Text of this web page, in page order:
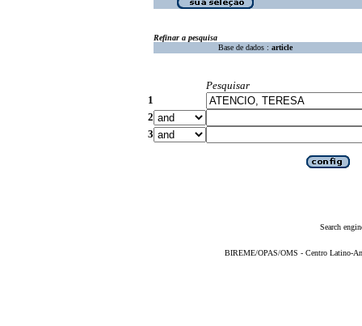
Refinar a pesquisa
Base de dados : article
Pesquisar
1
2
3
Search
BIREME/OPAS/OMS - Centro Latino-